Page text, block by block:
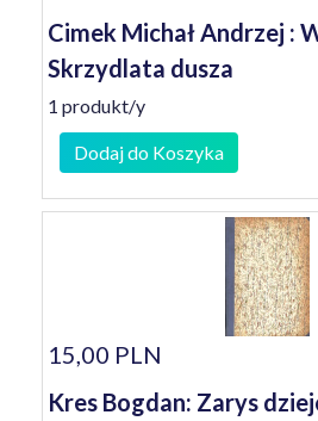
Cimek Michał Andrzej :
Skrzydlata dusza
1 produkt/y
Dodaj do Koszyka
15,00 PLN
Kres Bogdan: Zarys